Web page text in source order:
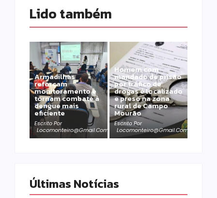
Lido também
Armadilhas
reforçam
monitoramento e
tornam combate à
dengue mais
eficiente
Escrito Por
Locomonteiro@gmail.com
Homem com
mandado de prisão
por tráfico de
drogas é localizado
e preso na zona
rural de Campo
Mourão
Escrito Por
Locomonteiro@gmail.com
Últimas Notícias